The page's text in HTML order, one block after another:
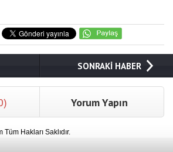
SONRAKİ HABER
Yorum Yapın
Hakları Saklıdır.